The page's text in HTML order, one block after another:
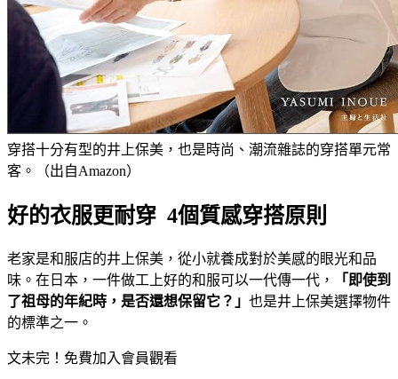
穿搭十分有型的井上保美，也是時尚、潮流雜誌的穿搭單元常
客。（出自Amazon）
好的衣服更耐穿 4個質感穿搭原則
老家是和服店的井上保美，從小就養成對於美感的眼光和品
味。在日本，一件做工上好的和服可以一代傳一代，
「即使到
了祖母的年紀時，是否還想保留它？」 也是井上保美選擇物件
的標準之一。
文未完！免費加入會員觀看